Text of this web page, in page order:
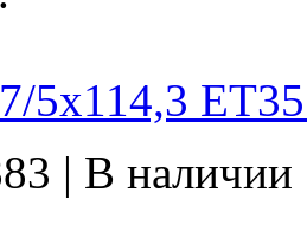
5x114,3
| В наличии